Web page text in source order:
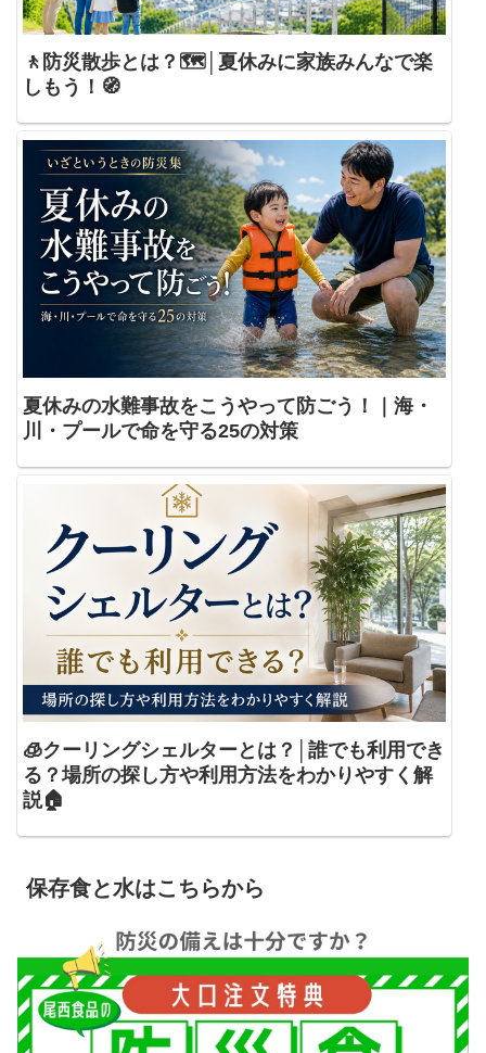
🚶防災散歩とは？🗺️│夏休みに家族みんなで楽
しもう！🧭
夏休みの水難事故をこうやって防ごう！｜海・
川・プールで命を守る25の対策
🧊クーリングシェルターとは？│誰でも利用でき
る？場所の探し方や利用方法をわかりやすく解
説🏠
保存食と水はこちらから